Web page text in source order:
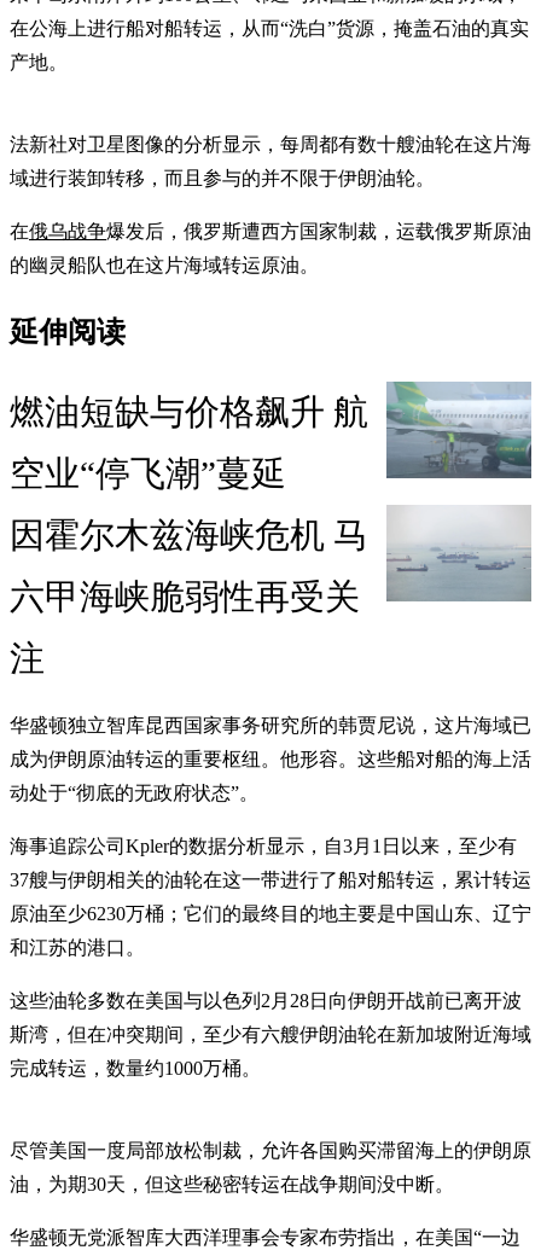
在公海上进行船对船转运，从而“洗白”货源，掩盖石油的真实
产地。
法新社对卫星图像的分析显示，每周都有数十艘油轮在这片海
域进行装卸转移，而且参与的并不限于伊朗油轮。
在俄乌战争爆发后，俄罗斯遭西方国家制裁，运载俄罗斯原油
的幽灵船队也在这片海域转运原油。
延伸阅读
燃油短缺与价格飙升 航
空业“停飞潮”蔓延
因霍尔木兹海峡危机 马
六甲海峡脆弱性再受关
注
华盛顿独立智库昆西国家事务研究所的韩贾尼说，这片海域已
成为伊朗原油转运的重要枢纽。他形容。这些船对船的海上活
动处于“彻底的无政府状态”。
海事追踪公司Kpler的数据分析显示，自3月1日以来，至少有
37艘与伊朗相关的油轮在这一带进行了船对船转运，累计转运
原油至少6230万桶；它们的最终目的地主要是中国山东、辽宁
和江苏的港口。
这些油轮多数在美国与以色列2月28日向伊朗开战前已离开波
斯湾，但在冲突期间，至少有六艘伊朗油轮在新加坡附近海域
完成转运，数量约1000万桶。
尽管美国一度局部放松制裁，允许各国购买滞留海上的伊朗原
油，为期30天，但这些秘密转运在战争期间没中断。
华盛顿无党派智库大西洋理事会专家布劳指出，在美国“一边